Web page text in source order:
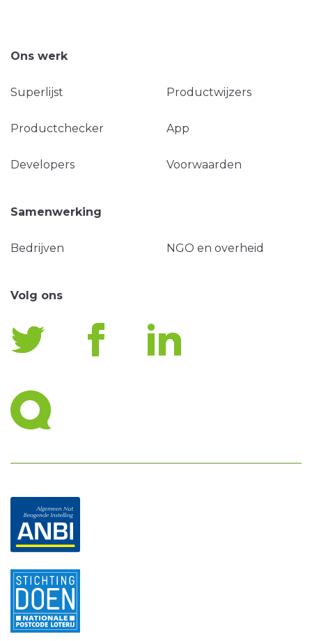
Ons werk
Superlijst Productwijzers
Productchecker App
Developers Voorwaarden
Samenwerking
Bedrijven NGO en overheid
Volg ons